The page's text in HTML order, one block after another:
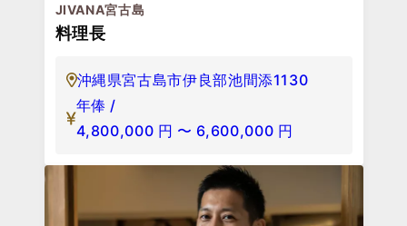
JIVANA宮古島
料理長
沖縄県宮古島市伊良部池間添1130
年俸 /
4,800,000 円 〜 6,600,000 円